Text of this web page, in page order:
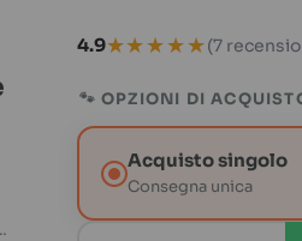
modale Apri
4.9★★★★★
★★★★★(7
🐾 OPZIONI DI
Acquisto singolo
Consegna unica